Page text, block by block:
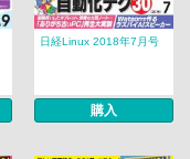
日経Linux 2018年7月号
購入